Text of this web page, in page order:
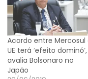
Acordo entre Mercosul
UE terá ‘efeito dominó’,
avalia Bolsonaro no
Japão